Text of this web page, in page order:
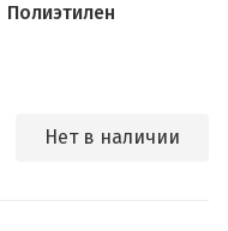
Полиэтилен
Нет в наличии